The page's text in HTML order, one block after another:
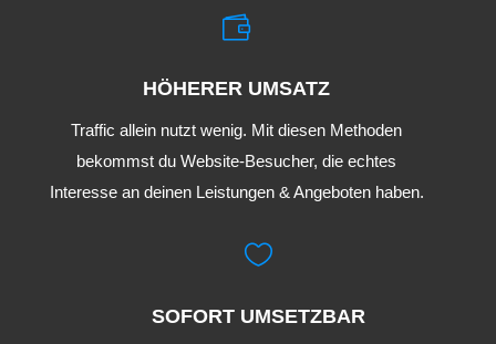

HÖHERER UMSATZ
Traffic allein nutzt wenig. Mit diesen Methoden
bekommst du Website-Besucher, die echtes
Interesse an deinen Leistungen & Angeboten haben.

SOFORT UMSETZBAR